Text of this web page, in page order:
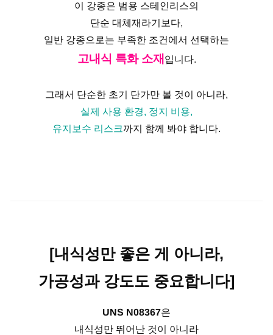
이 강종은 범용 스테인리스의
단순 대체재라기보다,
일반 강종으로는 부족한 조건에서 선택하는
고내식 특화 소재 입니다.
그래서 단순한 초기 단가만 볼 것이 아니라,
실제 사용 환경, 정지 비용,
유지보수 리스크까지 함께 봐야 합니다.
[내식성만 좋은 게 아니라,
가공성과 강도도 중요합니다]
UNS N08367은
내식성만 뛰어난 것이 아니라